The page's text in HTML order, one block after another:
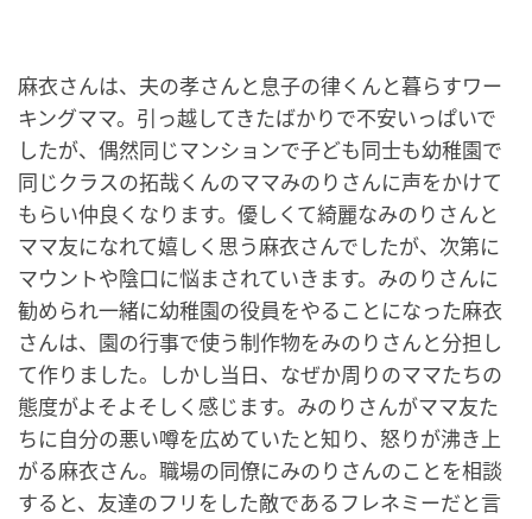
麻衣さんは、夫の孝さんと息子の律くんと暮らすワー
キングママ。引っ越してきたばかりで不安いっぱいで
したが、偶然同じマンションで子ども同士も幼稚園で
同じクラスの拓哉くんのママみのりさんに声をかけて
もらい仲良くなります。優しくて綺麗なみのりさんと
ママ友になれて嬉しく思う麻衣さんでしたが、次第に
マウントや陰口に悩まされていきます。みのりさんに
勧められ一緒に幼稚園の役員をやることになった麻衣
さんは、園の行事で使う制作物をみのりさんと分担し
て作りました。しかし当日、なぜか周りのママたちの
態度がよそよそしく感じます。みのりさんがママ友た
ちに自分の悪い噂を広めていたと知り、怒りが沸き上
がる麻衣さん。職場の同僚にみのりさんのことを相談
すると、友達のフリをした敵であるフレネミーだと言